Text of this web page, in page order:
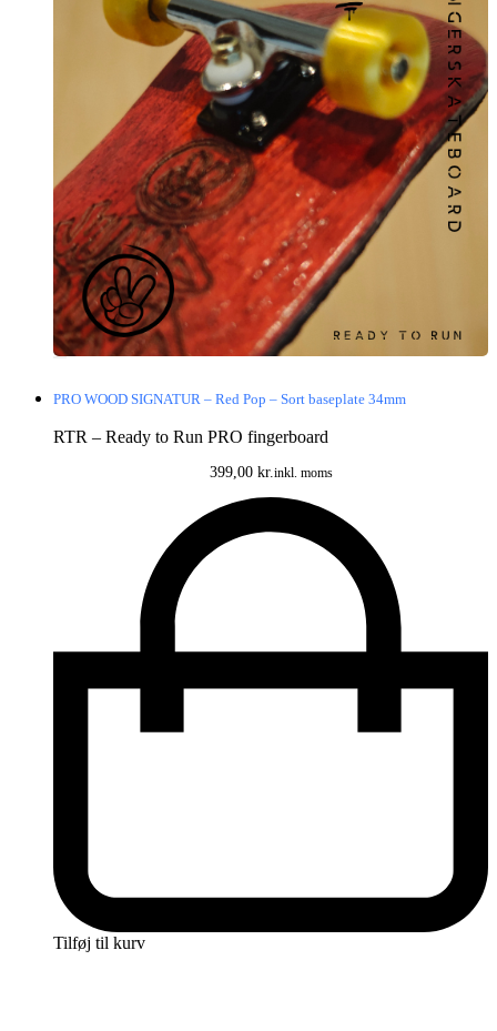
PRO WOOD SIGNATUR – Red Pop – Sort baseplate 34mm
RTR – Ready to Run PRO fingerboard
399,00 kr.inkl. moms
Tilføj til kurv